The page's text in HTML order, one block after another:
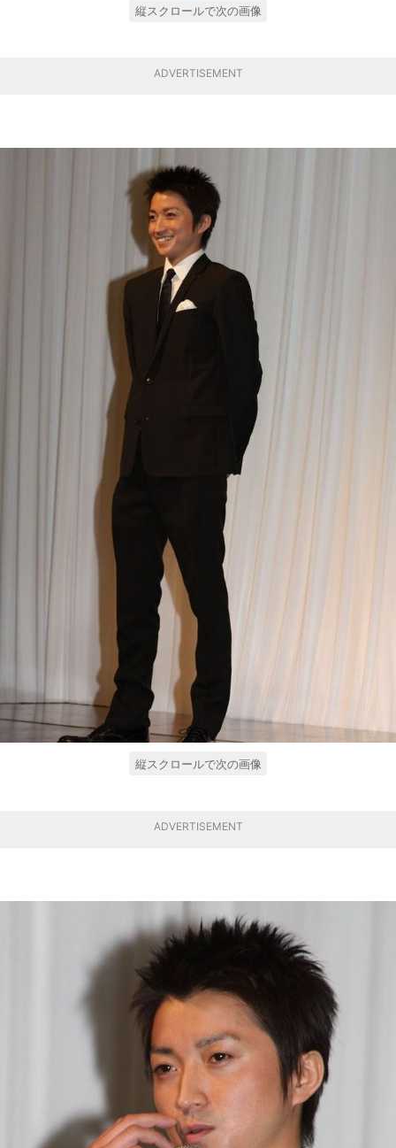
縦スクロールで次の画像
ADVERTISEMENT
縦スクロールで次の画像
ADVERTISEMENT